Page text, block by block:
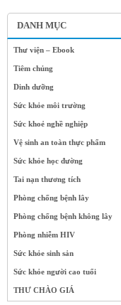
DANH MỤC
Thư viện – Ebook
Tiêm chủng
Dinh dưỡng
Sức khỏe môi trường
Sức khoẻ nghề nghiệp
Vệ sinh an toàn thực phẩm
Sức khỏe học đường
Tai nạn thương tích
Phòng chống bệnh lây
Phòng chống bệnh không lây
Phòng nhiễm HIV
Sức khỏe sinh sản
Sức khỏe người cao tuổi
THƯ CHÀO GIÁ